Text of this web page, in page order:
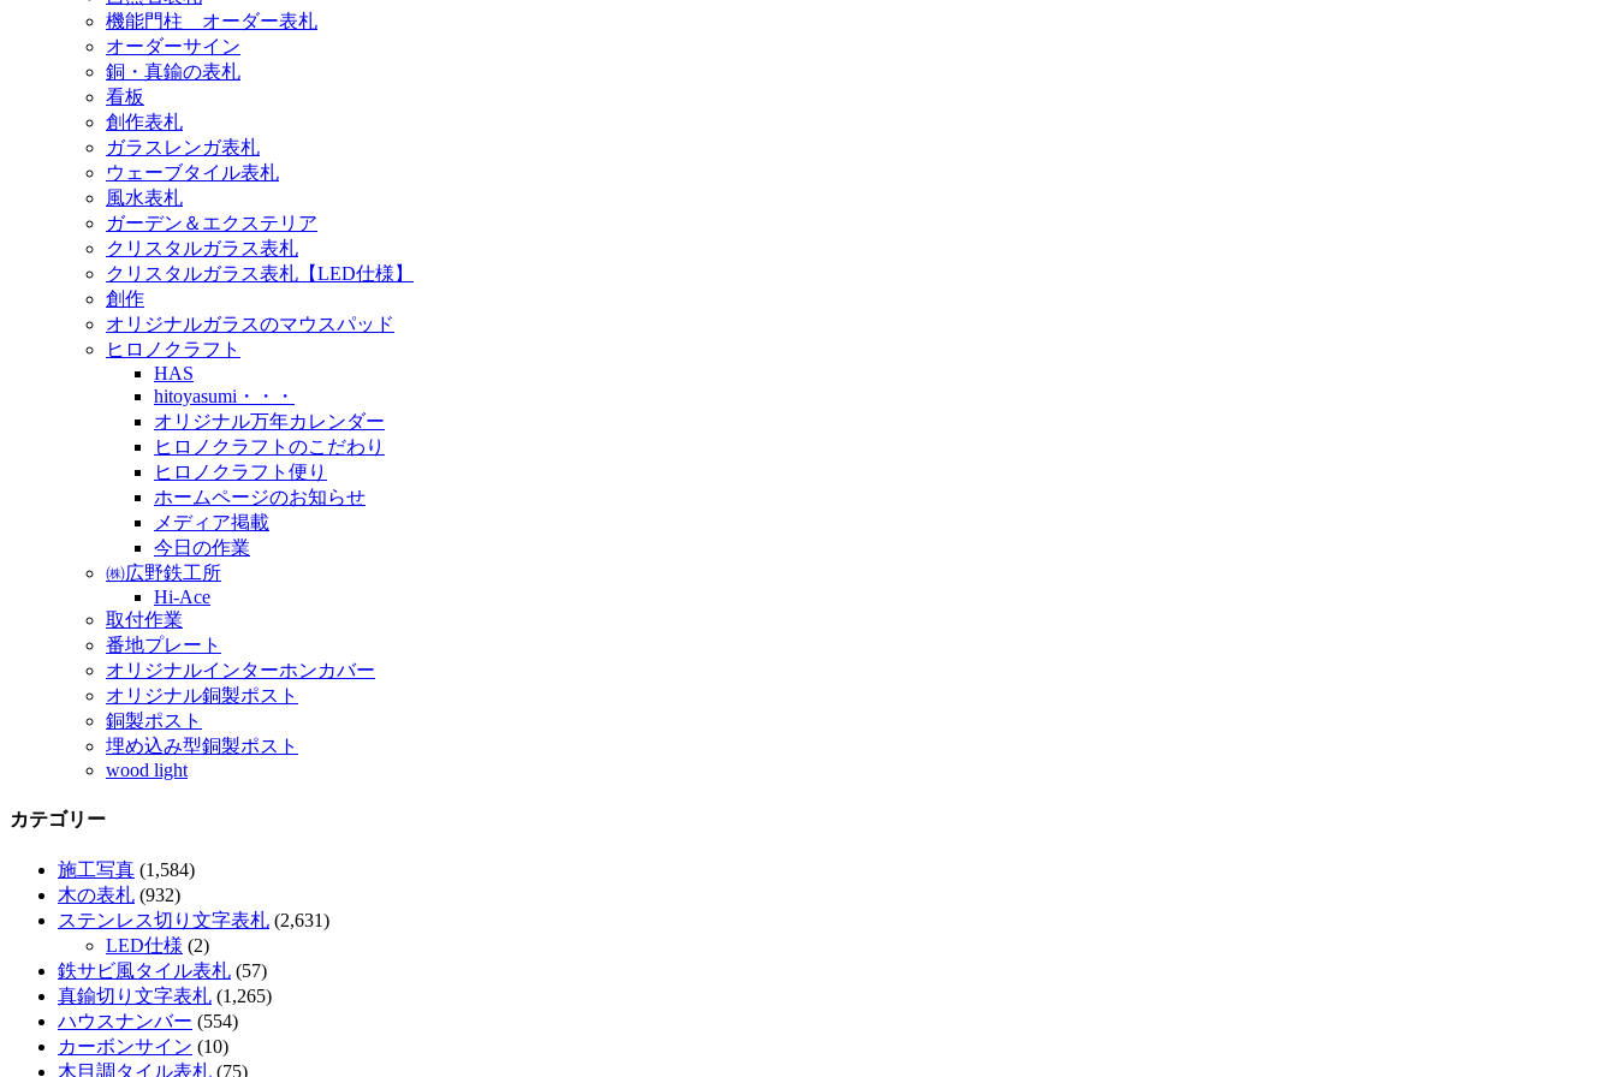
機能門柱 オーダー表札
オーダーサイン
銅・真鍮の表札
看板
創作表札
ガラスレンガ表札
ウェーブタイル表札
風水表札
ガーデン＆エクステリア
クリスタルガラス表札
クリスタルガラス表札【LED仕様】
創作
オリジナルガラスのマウスパッド
ヒロノクラフト
HAS
hitoyasumi・・・
オリジナル万年カレンダー
ヒロノクラフトのこだわり
ヒロノクラフト便り
ホームページのお知らせ
メディア掲載
今日の作業
㈱広野鉄工所
Hi-Ace
取付作業
番地プレート
オリジナルインターホンカバー
オリジナル銅製ポスト
銅製ポスト
埋め込み型銅製ポスト
wood light
カテゴリー
施工写真 (1,584)
木の表札 (932)
ステンレス切り文字表札 (2,631)
LED仕様 (2)
鉄サビ風タイル表札 (57)
真鍮切り文字表札 (1,265)
ハウスナンバー (554)
カーボンサイン (10)
木目調タイル表札 (75)